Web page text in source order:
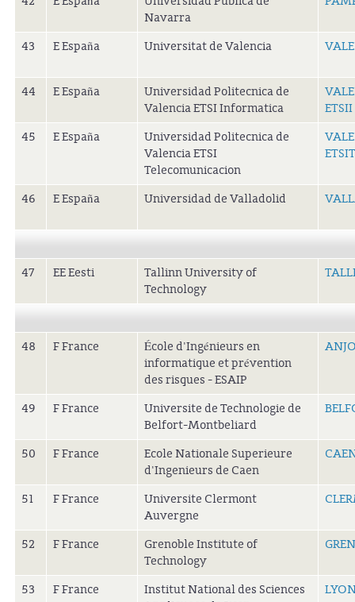
Navarra
43 E España Universitat de Valencia
44 E España
Universidad Politecnica de
Valencia ETSI Informatica
ETSII
45
E España
Universidad Politecnica de
Valencia ETSI
Telecomunicacion
ETSIT
46 E España Universidad de Valladolid
47 EE Eesti
Tallinn University of
Technology
48 F France
École d'Ingénieurs en
informatique et prévention
des risques - ESAIP
49 F France
Universite de Technologie de
Belfort-Montbeliard
50 F France
Ecole Nationale Superieure
d'Ingenieurs de Caen
51 F France
Universite Clermont
Auvergne
52 F France
Grenoble Institute of
Technology
53 F France
Institut National des Sciences